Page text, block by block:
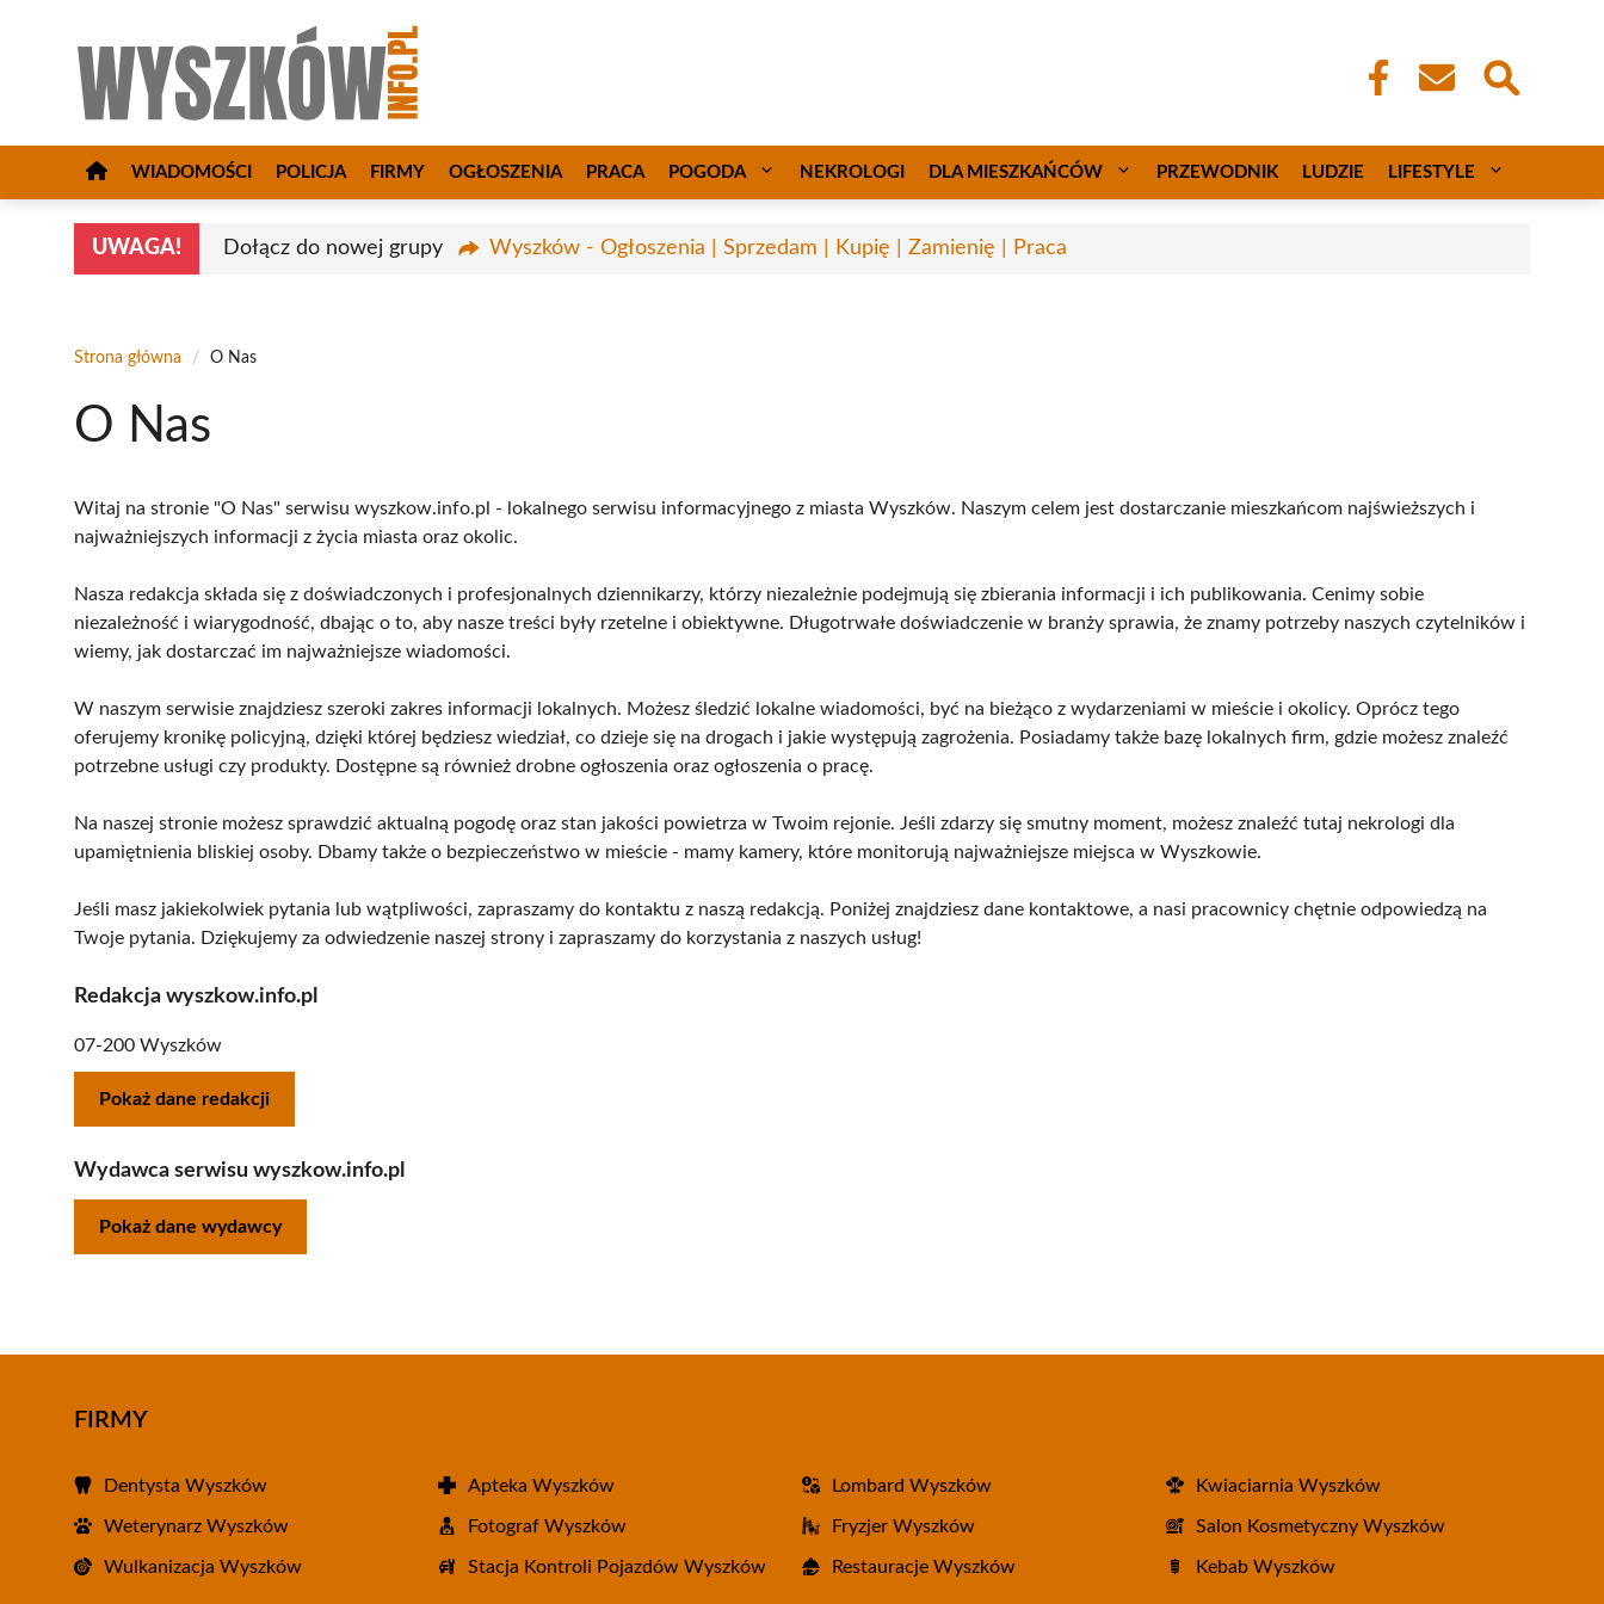
WIADOMOŚCI POLICJA FIRMY OGŁOSZENIA PRACA POGODA NEKROLOGI DLA MIESZKAŃCÓW PRZEWODNIK LUDZIE LIFESTYLE
UWAGA! Dołącz do nowej grupy Wyszków - Ogłoszenia | Sprzedam | Kupię | Zamienię | Praca
Strona główna / O Nas
O Nas
Witaj na stronie "O Nas" serwisu wyszkow.info.pl - lokalnego serwisu informacyjnego z miasta Wyszków. Naszym celem jest dostarczanie mieszkańcom najświeższych i
najważniejszych informacji z życia miasta oraz okolic.
Nasza redakcja składa się z doświadczonych i profesjonalnych dziennikarzy, którzy niezależnie podejmują się zbierania informacji i ich publikowania. Cenimy sobie
niezależność i wiarygodność, dbając o to, aby nasze treści były rzetelne i obiektywne. Długotrwałe doświadczenie w branży sprawia, że znamy potrzeby naszych czytelników i
wiemy, jak dostarczać im najważniejsze wiadomości.
W naszym serwisie znajdziesz szeroki zakres informacji lokalnych. Możesz śledzić lokalne wiadomości, być na bieżąco z wydarzeniami w mieście i okolicy. Oprócz tego
oferujemy kronikę policyjną, dzięki której będziesz wiedział, co dzieje się na drogach i jakie występują zagrożenia. Posiadamy także bazę lokalnych firm, gdzie możesz znaleźć
potrzebne usługi czy produkty. Dostępne są również drobne ogłoszenia oraz ogłoszenia o pracę.
Na naszej stronie możesz sprawdzić aktualną pogodę oraz stan jakości powietrza w Twoim rejonie. Jeśli zdarzy się smutny moment, możesz znaleźć tutaj nekrologi dla
upamiętnienia bliskiej osoby. Dbamy także o bezpieczeństwo w mieście - mamy kamery, które monitorują najważniejsze miejsca w Wyszkowie.
Jeśli masz jakiekolwiek pytania lub wątpliwości, zapraszamy do kontaktu z naszą redakcją. Poniżej znajdziesz dane kontaktowe, a nasi pracownicy chętnie odpowiedzą na
Twoje pytania. Dziękujemy za odwiedzenie naszej strony i zapraszamy do korzystania z naszych usług!
Redakcja wyszkow.info.pl
07-200 Wyszków
Pokaż dane redakcji
Wydawca serwisu wyszkow.info.pl
Pokaż dane wydawcy
FIRMY
Dentysta Wyszków Apteka Wyszków Lombard Wyszków Kwiaciarnia Wyszków
Weterynarz Wyszków Fotograf Wyszków Fryzjer Wyszków Salon Kosmetyczny Wyszków
Wulkanizacja Wyszków Stacja Kontroli Pojazdów Wyszków Restauracje Wyszków Kebab Wyszków